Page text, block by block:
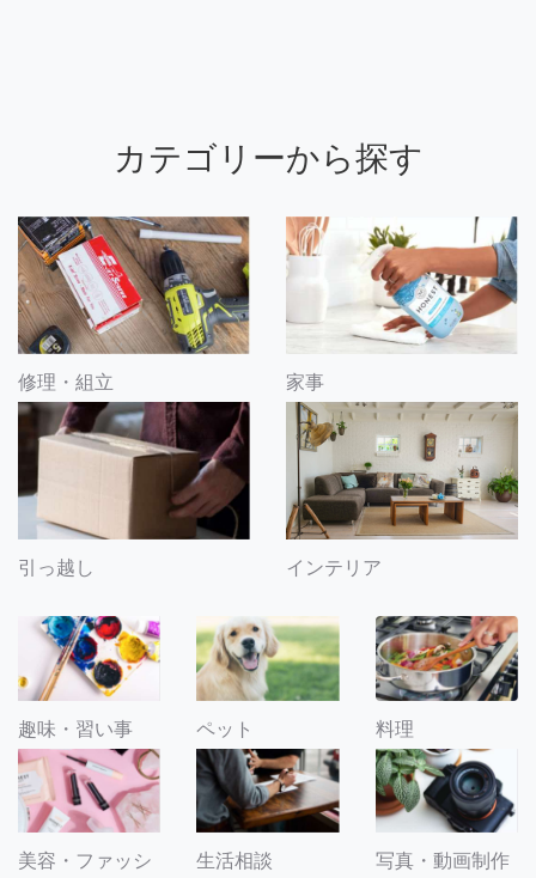
カテゴリーから探す
修理・組立 家事
引っ越し インテリア
趣味・習い事 ペット 料理
美容・ファッシ 生活相談 写真・動画制作